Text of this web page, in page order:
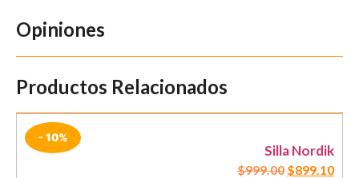
Productos Relacionados
- 10%
Silla Nordik
$999.00 $899.10
Opiniones